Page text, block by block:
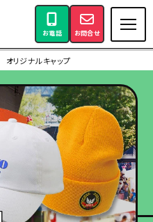
お電話 お問合せ
オリジナルキャップ